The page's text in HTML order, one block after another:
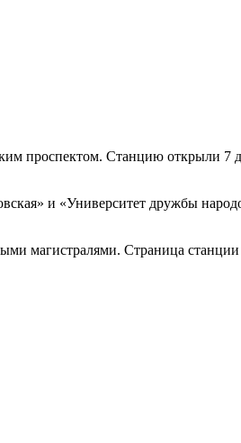
проспектом. Станцию открыли 7
и «Университет дружбы
магистралями. Страница станции